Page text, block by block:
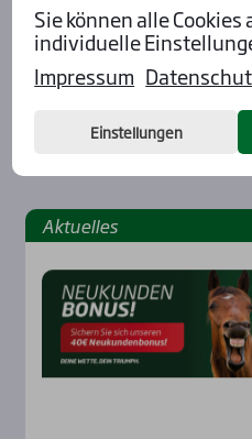
Aktu­el­les
Sie können alle
individuelle
Impressum
Einstellungen